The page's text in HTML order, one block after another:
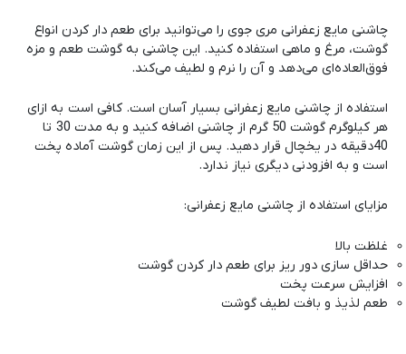
چاشنی مایع زعفرانی مری جوی را می‌توانید برای طعم دار کردن انواع
گوشت، مرغ و ماهی استفاده کنید. این چاشنی به گوشت طعم و مزه
فوق‌العاده‌ای می‌دهد و آن را نرم و لطیف می‌کند.
استفاده از چاشنی مایع زعفرانی بسیار آسان است. کافی است به ازای
هر کیلوگرم گوشت 50 گرم از چاشنی اضافه کنید و به مدت 30 تا
40دقیقه در یخچال قرار دهید. پس از این زمان گوشت آماده پخت
است و به افزودنی دیگری نیاز ندارد.
مزایای استفاده از چاشنی مایع زعفرانی:
غلظت بالا
حداقل سازی دور ریز برای طعم دار کردن گوشت
افزایش سرعت پخت
طعم لذیذ و بافت لطیف گوشت